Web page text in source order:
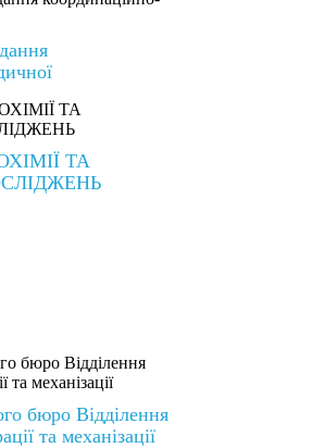
ТА
бюро Відділення
та механізації